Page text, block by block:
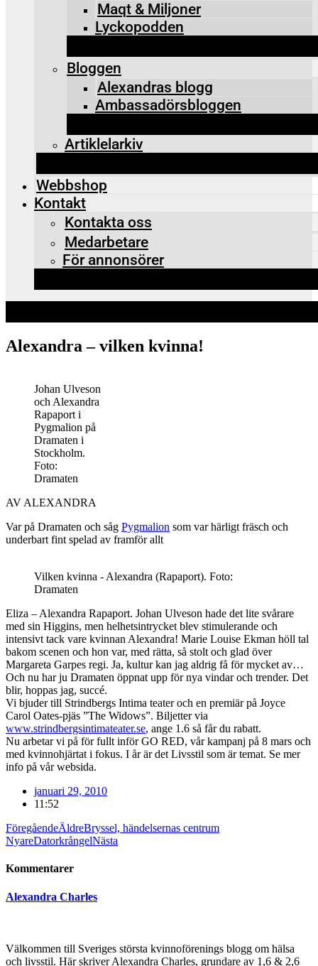
Maqt & Miljoner
Lyckopodden
Bloggen
Alexandras blogg
Ambassadörsbloggen
Artiklelarkiv
Webbshop
Kontakt
Kontakta oss
Medarbetare
För annonsörer
Alexandra – vilken kvinna!
Johan Ulveson
och Alexandra
Rapaport i
Pygmalion på
Dramaten i
Stockholm.
Foto:
Dramaten
AV ALEXANDRA
Var på Dramaten och såg Pygmalion som var härligt fräsch och
underbart fint spelad av framför allt
Vilken kvinna - Alexandra (Rapaport). Foto:
Dramaten
Eliza – Alexandra Rapaport. Johan Ulveson hade det lite svårare
med sin Higgins, men helhetsintrycket blev stimulerande och
intensivt tack vare kvinnan Alexandra! Marie Louise Ekman höll tal
bakom scenen och hon var, med rätta, så stolt och glad över
Margareta Garpes regi. Ja, kultur kan jag aldrig få för mycket av…
Och nu har ju Dramaten öppnat upp för nya vindar och trender. Det
blir, hoppas jag, succé.
Vi bjuder till Strindbergs Intima teater och en premiär på Joyce
Carol Oates-pjäs ”The Widows”. Biljetter via
www.strindbergsintimateater.se, ange 1.6 så får du rabatt.
Nu arbetar vi på för fullt inför GO RED, vår kampanj på 8 mars och
med kvinnohjärtat i fokus. I år är det Livsstil som är temat. Se mer
info på vår websida.
januari 29, 2010
11:52
FöregåendeÄldreBryssel, händelsernas centrum
NyareDatorkrångelNästa
Kommentarer
Alexandra Charles
Välkommen till Sveriges största kvinnoförenings blogg om hälsa
och livsstil. Här skriver Alexandra Charles, grundare av 1,6 & 2,6